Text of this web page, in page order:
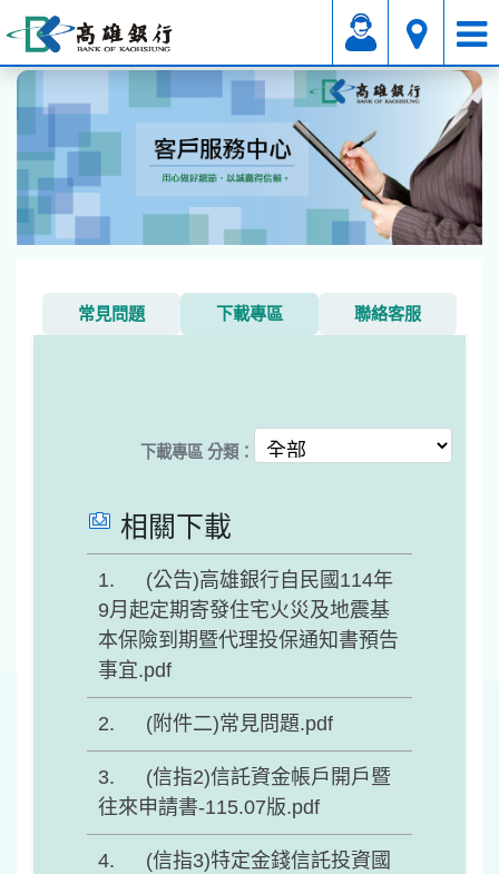
其它 下載專區
常見問題 下載專區 聯絡客服
下載專區 分類：
相關下載
(公告)高雄銀行自民國114年
9月起定期寄發住宅火災及地震基
本保險到期暨代理投保通知書預告
事宜.pdf
(附件二)常見問題.pdf
(信指2)信託資金帳戶開戶暨
往來申請書-115.07版.pdf
(信指3)特定金錢信託投資國